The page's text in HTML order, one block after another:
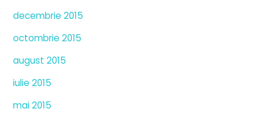
decembrie 2015
octombrie 2015
august 2015
iulie 2015
mai 2015